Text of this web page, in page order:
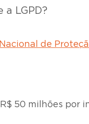
LGPD?
de
50 milhões por